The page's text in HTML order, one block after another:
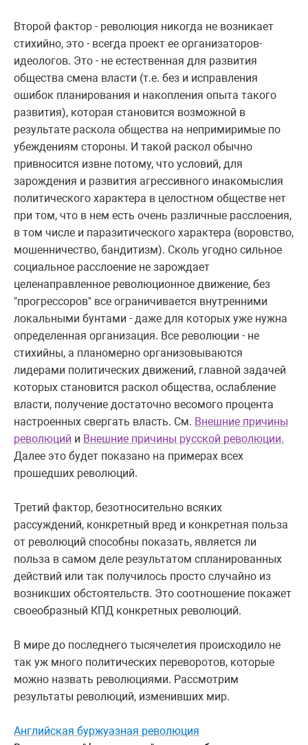
Второй фактор - революция никогда не возникает
стихийно, это - всегда проект ее организаторов-
идеологов. Это - не естественная для развития
общества смена власти (т.е. без и исправления
ошибок планирования и накопления опыта такого
развития), которая становится возможной в
результате раскола общества на непримиримые по
убеждениям стороны. И такой раскол обычно
привносится извне потому, что условий, для
зарождения и развития агрессивного инакомыслия
политического характера в целостном обществе нет
при том, что в нем есть очень различные расслоения,
в том числе и паразитического характера (воровство,
мошенничество, бандитизм). Сколь угодно сильное
социальное расслоение не зарождает
целенаправленное революционное движение, без
"прогрессоров" все ограничивается внутренними
локальными бунтами - даже для которых уже нужна
определенная организация. Все революции - не
стихийны, а планомерно организовываются
лидерами политических движений, главной задачей
которых становится раскол общества, ослабление
власти, получение достаточно весомого процента
настроенных свергать власть. См. Внешние причины
революций и Внешние причины русской революции.
Далее это будет показано на примерах всех
прошедших революций.
Третий фактор, безотносительно всяких
рассуждений, конкретный вред и конкретная польза
от революций способны показать, является ли
польза в самом деле результатом спланированных
действий или так получилось просто случайно из
возникших обстоятельств. Это соотношение покажет
своеобразный КПД конкретных революций.
В мире до последнего тысячелетия происходило не
так уж много политических переворотов, которые
можно назвать революциями. Рассмотрим
результаты революций, изменивших мир.
Английская буржуазная революция